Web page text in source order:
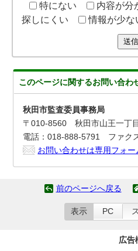
特にない
内容が分
探しにくい
情報が少な
送信
このページに関するお問い合わ
秋田市監査委員事務局
〒010-8560 秋田市山王一丁
電話：018-888-5791 ファク
お問い合わせは専用フォー
前のページへ戻る
表示 PC
広告